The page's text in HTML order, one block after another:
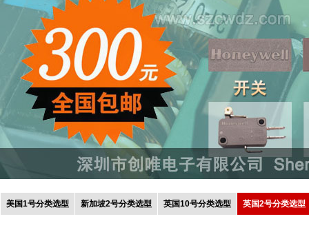
美国1号分类选型 新加坡2号分类选型 英国10号分类选型 英国2号分类选型